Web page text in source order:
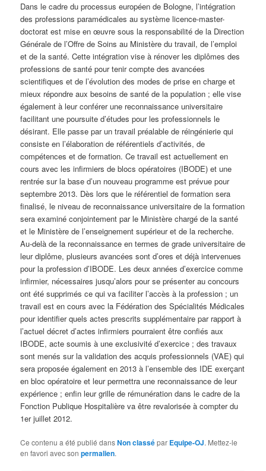
Dans le cadre du processus européen de Bologne, l’intégration
des professions paramédicales au système licence-master-
doctorat est mise en œuvre sous la responsabilité de la Direction
Générale de l’Offre de Soins au Ministère du travail, de l’emploi
et de la santé. Cette intégration vise à rénover les diplômes des
professions de santé pour tenir compte des avancées
scientifiques et de l’évolution des modes de prise en charge et
mieux répondre aux besoins de santé de la population ; elle vise
également à leur conférer une reconnaissance universitaire
facilitant une poursuite d’études pour les professionnels le
désirant. Elle passe par un travail préalable de réingénierie qui
consiste en l’élaboration de référentiels d’activités, de
compétences et de formation. Ce travail est actuellement en
cours avec les infirmiers de blocs opératoires (IBODE) et une
rentrée sur la base d’un nouveau programme est prévue pour
septembre 2013. Dès lors que le référentiel de formation sera
finalisé, le niveau de reconnaissance universitaire de la formation
sera examiné conjointement par le Ministère chargé de la santé
et le Ministère de l’enseignement supérieur et de la recherche.
Au-delà de la reconnaissance en termes de grade universitaire de
leur diplôme, plusieurs avancées sont d’ores et déjà intervenues
pour la profession d’IBODE. Les deux années d’exercice comme
infirmier, nécessaires jusqu’alors pour se présenter au concours
ont été supprimés ce qui va faciliter l’accès à la profession ; un
travail est en cours avec la Fédération des Spécialités Médicales
pour identifier quels actes prescrits supplémentaire par rapport à
l’actuel décret d’actes infirmiers pourraient être confiés aux
IBODE, acte soumis à une exclusivité d’exercice ; des travaux
sont menés sur la validation des acquis professionnels (VAE) qui
sera proposée également en 2013 à l’ensemble des IDE exerçant
en bloc opératoire et leur permettra une reconnaissance de leur
expérience ; enfin leur grille de rémunération dans le cadre de la
Fonction Publique Hospitalière va être revalorisée à compter du
1er juillet 2012.
Ce contenu a été publié dansNon classépar Equipe-OJ. Mettez-le
en favori avec sonpermalien.